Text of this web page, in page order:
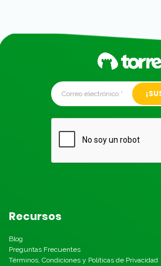
Alternative:
Recursos
Blog
Preguntas Frecuentes
Términos, Condiciones y Políticas de Privacidad